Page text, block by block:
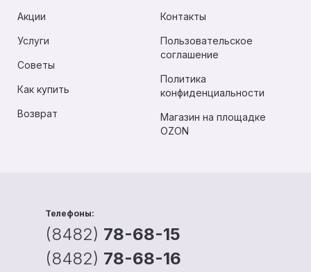
Акции
Услуги
Советы
Как купить
Возврат
Контакты
Пользовательское
соглашение
Политика
конфиденциальности
Магазин на площадке
OZON
Телефоны:
(8482) 78-68-15
(8482) 78-68-16